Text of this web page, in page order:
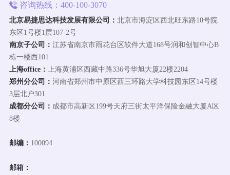
咨询热线：400-100-3070
北京易捷思达科技发展有限公司： 北京市海淀区西北旺东路10号院
东区1号楼1层107-2号
南京子公司： 江苏省南京市雨花台区软件大道168号润和创智中心B
栋一楼西101
上海office：
上海黄浦区西藏中路336号华旭大厦22楼2204
郑州分公司： 河南省郑州市中原区西三环路大学科技园东区14号楼
3层北户301
成都分公司： 成都市高新区199号天府三街太平洋保险金融大厦A区
8楼
邮编： 100094
邮箱：